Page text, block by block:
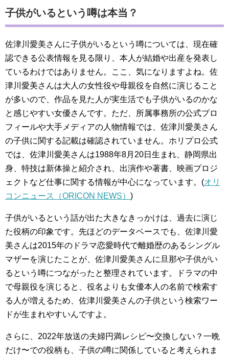
子供がいるという噂は本当？
佐津川愛美さんに子供がいるという噂については、現在確
認できる公表情報を見る限り、本人が結婚や出産を発表し
ているわけではありません。ここ、気になりますよね。佐
津川愛美さんは大人の女性役や母親役を自然に演じること
が多いので、作品を見た人が実生活でも子供がいるのかな
と感じやすい女優さんです。ただ、所属事務所の公式プロ
フィールや大手メディアの人物情報では、佐津川愛美さん
の子供に関する記載は確認されていません。ホリプロ公式
では、佐津川愛美さんは1988年8月20日生まれ、静岡県出
身、特技は新体操と紹介され、出演作や著書、映画プロジ
ェクトなど仕事に関する情報が中心になっています。(オリ
コンニュース（ORICON NEWS） )
子供がいるという話が出た大きなきっかけは、過去に演じ
た役柄の印象です。先ほどのデータベースでも、佐津川愛
美さんは2015年のドラマ恋愛時代で離婚歴のあるシングル
マザーを演じたことが、佐津川愛美さんに旦那や子供がい
るという噂につながったと整理されています。ドラマの中
で母親役を演じると、役名よりも女優本人の名前で検索す
る人が増えるため、佐津川愛美さんの子供という検索ワー
ドが生まれやすいんですよ。
さらに、2022年放送の夫婦円満レシピ〜交換しない？一晩
だけ〜での役柄も、子供の噂に関係していると考えられま